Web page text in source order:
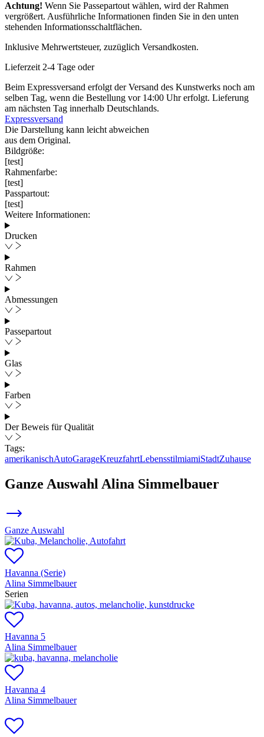
Achtung! Wenn Sie Passepartout wählen, wird der Rahmen
vergrößert. Ausführliche Informationen finden Sie in den unten
stehenden Informationsschaltflächen.
Inklusive Mehrwertsteuer, zuzüglich Versandkosten.
Lieferzeit 2-4 Tage oder
Beim Expressversand erfolgt der Versand des Kunstwerks noch am
selben Tag, wenn die Bestellung vor 14:00 Uhr erfolgt. Lieferung
am nächsten Tag innerhalb Deutschlands.
Expressversand
Die Darstellung kann leicht abweichen
aus dem Original.
Bildgröße:
[test]
Rahmenfarbe:
[test]
Passpartout:
[test]
Weitere Informationen:
Drucken
Rahmen
Abmessungen
Passepartout
Glas
Farben
Der Beweis für Qualität
Tags:
amerikanischAutoGarageKreuzfahrtLebensstilmiamiStadtZuhause
Ganze AuswahlAlina Simmelbauer
Ganze Auswahl
Havanna (Serie)
Alina Simmelbauer
Serien
Havanna 5
Alina Simmelbauer
Havanna 4
Alina Simmelbauer